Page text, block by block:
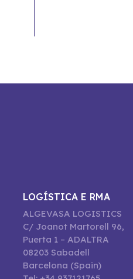
LOGÍSTICA E RMA
ALGEVASA LOGISTICS
C/ Joanot Martorell 96,
Puerta 1 – ADALTRA
08203 Sabadell
Barcelona (Spain)